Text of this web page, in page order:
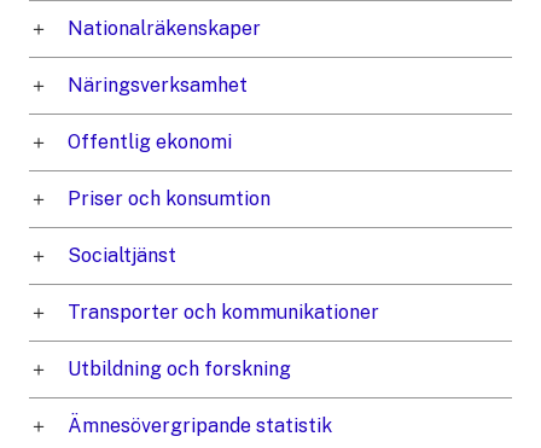
Nationalräkenskaper
Näringsverksamhet
Offentlig ekonomi
Priser och konsumtion
Socialtjänst
Transporter och kommunikationer
Utbildning och forskning
Ämnesövergripande statistik